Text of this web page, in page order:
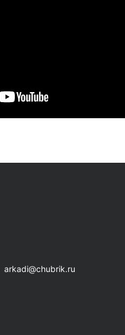
arkadi@chubrik.ru